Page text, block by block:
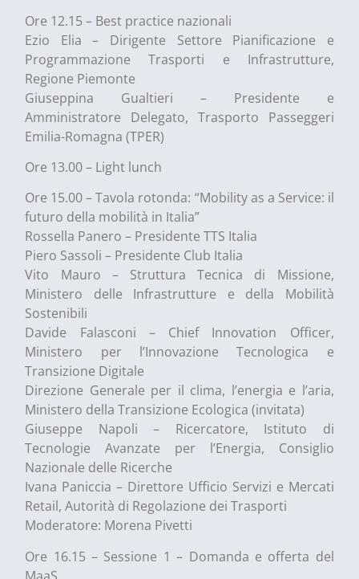
Ore 12.15 – Best practice nazionali
Ezio Elia – Dirigente Settore Pianificazione e
Programmazione Trasporti e Infrastrutture,
Regione Piemonte
Giuseppina Gualtieri – Presidente e
Amministratore Delegato, Trasporto Passeggeri
Emilia-Romagna (TPER)
Ore 13.00 – Light lunch
Ore 15.00 – Tavola rotonda: “Mobility as a Service: il
futuro della mobilità in Italia”
Rossella Panero – Presidente TTS Italia
Piero Sassoli – Presidente Club Italia
Vito Mauro – Struttura Tecnica di Missione,
Ministero delle Infrastrutture e della Mobilità
Sostenibili
Davide Falasconi – Chief Innovation Officer,
Ministero per l’Innovazione Tecnologica e
Transizione Digitale
Direzione Generale per il clima, l’energia e l’aria,
Ministero della Transizione Ecologica (invitata)
Giuseppe Napoli – Ricercatore, Istituto di
Tecnologie Avanzate per l’Energia, Consiglio
Nazionale delle Ricerche
Ivana Paniccia – Direttore Ufficio Servizi e Mercati
Retail, Autorità di Regolazione dei Trasporti
Moderatore: Morena Pivetti
Ore 16.15 – Sessione 1 – Domanda e offerta del